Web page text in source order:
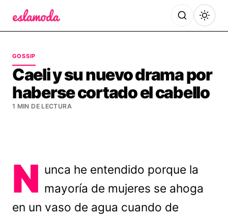
GOSSIP
Caeli y su nuevo drama por
haberse cortado el cabello
1 MIN DE LECTURA
N unca he entendido porque la
mayoría de mujeres se ahoga
en un vaso de agua cuando de